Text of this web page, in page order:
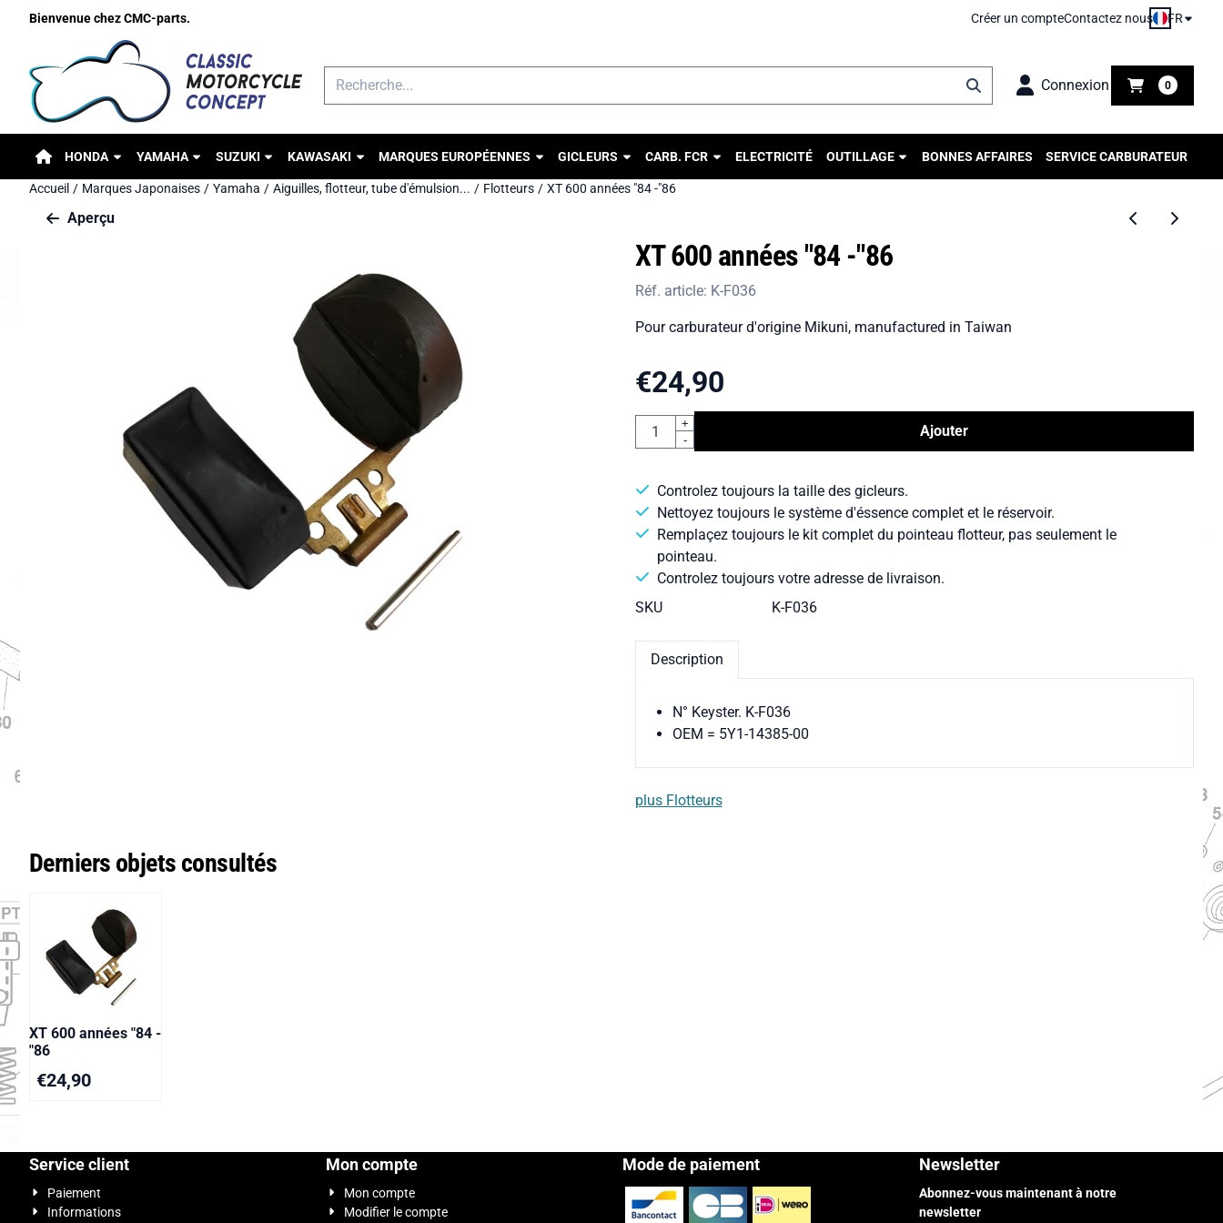
Préférences de cookies disponibles. Choisissez les paramètres ou autorisez tous les cookies.
Bienvenue chez CMC-parts. Créer un compteContactez nous FR
Rechercher
Connexion 0
HONDA YAMAHA SUZUKI KAWASAKI MARQUES EUROPÉENNES GICLEURS CARB. FCR ELECTRICITÉ OUTILLAGE BONNES AFFAIRES SERVICE CARBURATEUR
Accueil / Marques Japonaises / Yamaha / Aiguilles, flotteur, tube d'émulsion... / Flotteurs / XT 600 années "84 -"86
Aperçu
XT 600 années "84 -"86
Réf. article: K-F036
Pour carburateur d'origine Mikuni, manufactured in Taiwan
€24,90
Quantité
+
-
Ajouter
Controlez toujours la taille des gicleurs.
Nettoyez toujours le système d'éssence complet et le réservoir.
Remplaçez toujours le kit complet du pointeau flotteur, pas seulement le
pointeau.
Controlez toujours votre adresse de livraison.
SKU
K-F036
Description
N° Keyster. K-F036
OEM = 5Y1-14385-00
plus Flotteurs
Derniers objets consultés
XT 600 années "84 -
"86
€24,90
Service client
Paiement
Informations
Mon compte
Mon compte
Modifier le compte
Mode de paiement Newsletter
Abonnez-vous maintenant à notre
newsletter